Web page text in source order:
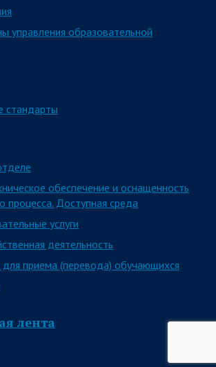
управления образовательной
стандарты
обеспечение и оснащенность
процесса. Доступная среда
услуги
деятельность
приема (перевода) обучающихся
лента